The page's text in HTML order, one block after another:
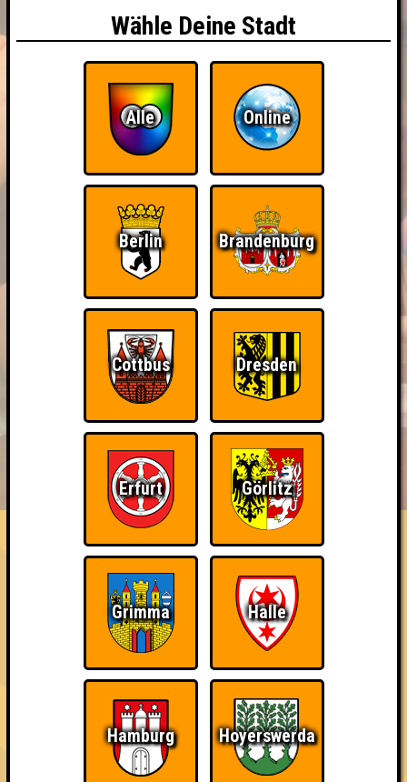
HIGHSCORE RESERVIERUNG
FAQ ÜBER UNS
Ich suche Gegner, keine Opfer
Gewinne mit MEHR als zwei Punkten Abstand (zum zweiten Platz)
~ Noch nicht erreicht ~
Wähle Deine Stadt
Alle Online
Berlin Brandenburg
Cottbus Dresden
Erfurt Görlitz
Grimma Halle
Hamburg Hoyerswerda